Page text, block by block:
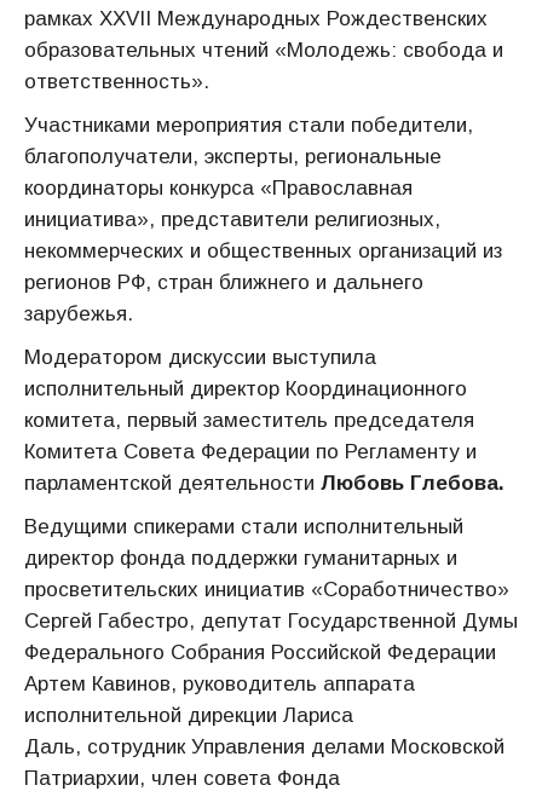
рамках XXVII Международных Рождественских
образовательных чтений «Молодежь: свобода и
ответственность».
Участниками мероприятия стали победители,
благополучатели, эксперты, региональные
координаторы конкурса «Православная
инициатива», представители религиозных,
некоммерческих и общественных организаций из
регионов РФ, стран ближнего и дальнего
зарубежья.
Модератором дискуссии выступила
исполнительный директор Координационного
комитета, первый заместитель председателя
Комитета Совета Федерации по Регламенту и
парламентской деятельности Любовь Глебова.
Ведущими спикерами стали исполнительный
директор фонда поддержки гуманитарных и
просветительских инициатив «Соработничество»
Сергей Габестро, депутат Государственной Думы
Федерального Собрания Российской Федерации
Артем Кавинов, руководитель аппарата
исполнительной дирекции Лариса
Даль, сотрудник Управления делами Московской
Патриархии, член совета Фонда